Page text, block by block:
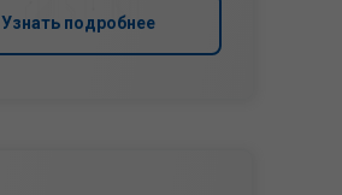
Узнать подробнее